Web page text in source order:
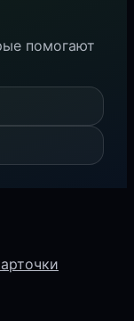
помогают